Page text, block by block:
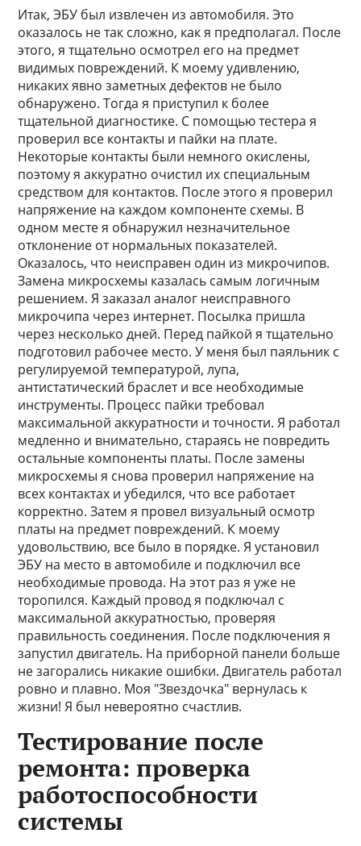
Итак, ЭБУ был извлечен из автомобиля. Это
оказалось не так сложно, как я предполагал. После
этого, я тщательно осмотрел его на предмет
видимых повреждений. К моему удивлению,
никаких явно заметных дефектов не было
обнаружено. Тогда я приступил к более
тщательной диагностике. С помощью тестера я
проверил все контакты и пайки на плате.
Некоторые контакты были немного окислены,
поэтому я аккуратно очистил их специальным
средством для контактов. После этого я проверил
напряжение на каждом компоненте схемы. В
одном месте я обнаружил незначительное
отклонение от нормальных показателей.
Оказалось, что неисправен один из микрочипов.
Замена микросхемы казалась самым логичным
решением. Я заказал аналог неисправного
микрочипа через интернет. Посылка пришла
через несколько дней. Перед пайкой я тщательно
подготовил рабочее место. У меня был паяльник с
регулируемой температурой, лупа,
антистатический браслет и все необходимые
инструменты. Процесс пайки требовал
максимальной аккуратности и точности. Я работал
медленно и внимательно, стараясь не повредить
остальные компоненты платы. После замены
микросхемы я снова проверил напряжение на
всех контактах и убедился, что все работает
корректно. Затем я провел визуальный осмотр
платы на предмет повреждений. К моему
удовольствию, все было в порядке. Я установил
ЭБУ на место в автомобиле и подключил все
необходимые провода. На этот раз я уже не
торопился. Каждый провод я подключал с
максимальной аккуратностью, проверяя
правильность соединения. После подключения я
запустил двигатель. На приборной панели больше
не загорались никакие ошибки. Двигатель работал
ровно и плавно. Моя "Звездочка" вернулась к
жизни! Я был невероятно счастлив.
Тестирование после
ремонта: проверка
работоспособности
системы